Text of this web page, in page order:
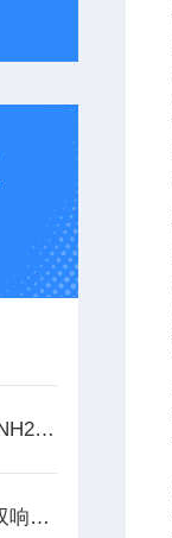
嵌段共聚物4 arm-PEG-TK-NH2 /NHS/MAL
PDMAEMA-b-PAA温度/pH双响应二嵌段共聚物